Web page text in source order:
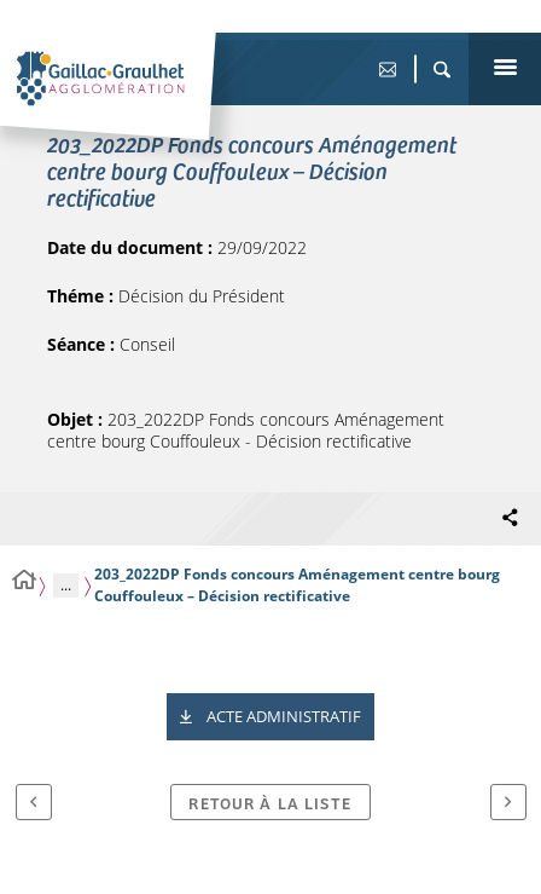
203_2022DP Fonds concours Aménagement
centre bourg Couffouleux – Décision
rectificative
Date du document : 29/09/2022
Théme : Décision du Président
Séance : Conseil
Objet : 203_2022DP Fonds concours Aménagement
centre bourg Couffouleux - Décision rectificative
...
203_2022DP Fonds concours Aménagement centre bourg
Couffouleux – Décision rectificative
ACTE ADMINISTRATIF
RETOUR À LA LISTE